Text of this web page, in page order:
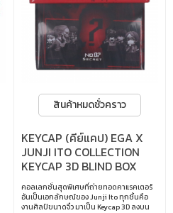
สินค้าหมดชั่วคราว
KEYCAP (คีย์แคป) EGA X
JUNJI ITO COLLECTION
KEYCAP 3D BLIND BOX
(กล่องสุ่ม)
คอลเลกชั่นสุดพิเศษที่ถ่ายทอดคาแรคเตอร์
อันเป็นเอกลักษณ์ของ Junji Ito ทุกชิ้นคือ
งานศิลป์ขนาดจิ๋ว มาเป็น Keycap 3D ลงบน